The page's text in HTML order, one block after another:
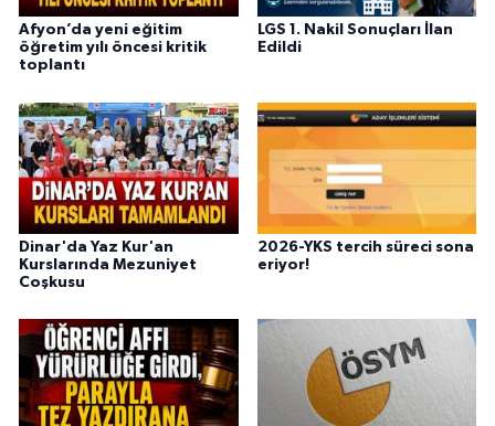
Afyon’da yeni eğitim
öğretim yılı öncesi kritik
toplantı
LGS 1. Nakil Sonuçları İlan
Edildi
Dinar'da Yaz Kur'an
Kurslarında Mezuniyet
Coşkusu
2026-YKS tercih süreci sona
eriyor!